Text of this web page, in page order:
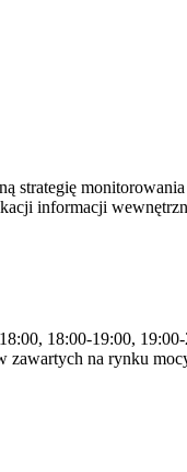
strategię
informacji
18:00-19:00,
na rynku